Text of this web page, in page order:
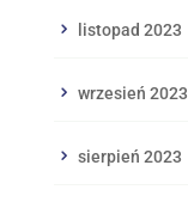
listopad 2023
wrzesień 2023
sierpień 2023